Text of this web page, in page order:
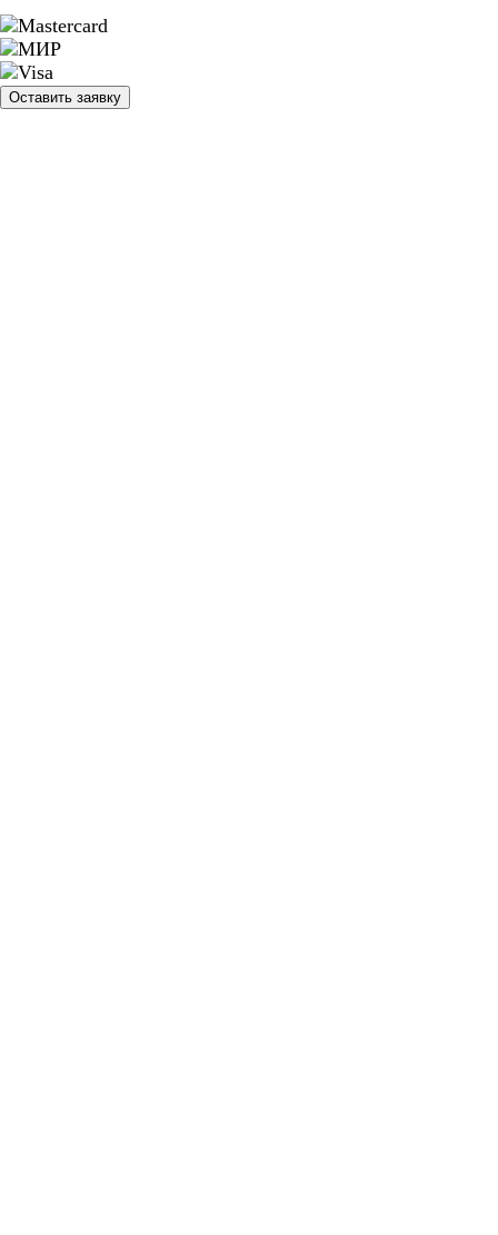
Оставить заявку